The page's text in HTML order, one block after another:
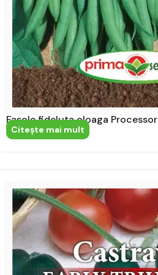
Fasole fideluta oloaga Processor
Citeşte mai mult